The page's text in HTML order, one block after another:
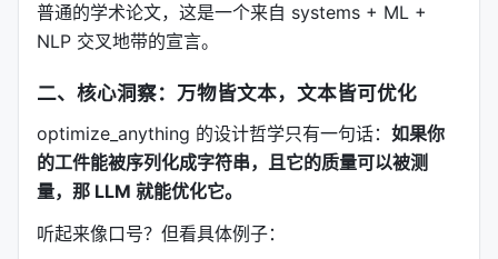
普通的学术论文，这是一个来自 systems + ML +
NLP 交叉地带的宣言。
二、核心洞察：万物皆文本，文本皆可优化
optimize_anything 的设计哲学只有一句话： 如果你
的工件能被序列化成字符串，且它的质量可以被测
量，那 LLM 就能优化它。
听起来像口号？但看具体例子：